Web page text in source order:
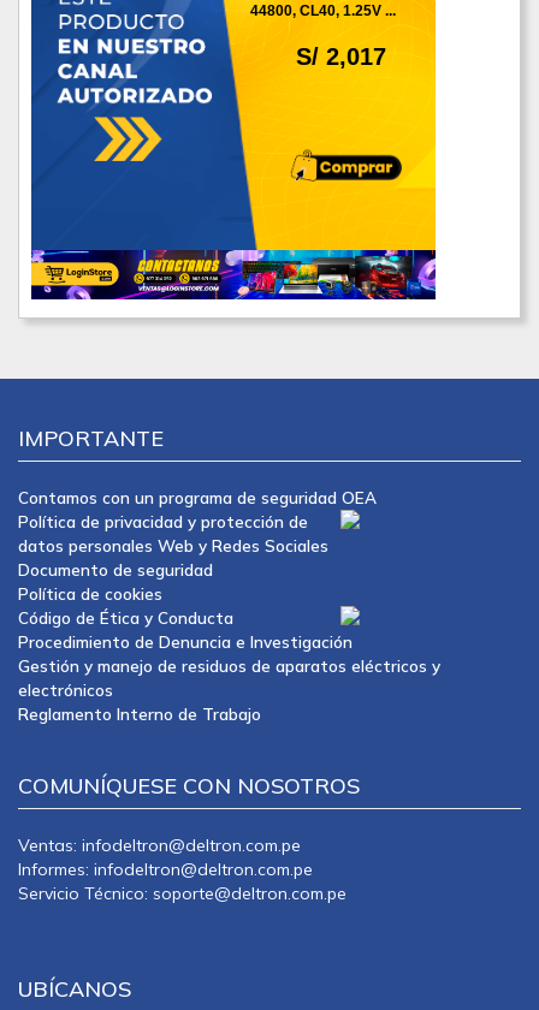
S/ 2,017
44800, CL40, 1.25V ...
IMPORTANTE
Contamos con un programa de seguridad OEA
Política de privacidad y protección de
datos personales Web y Redes Sociales
Documento de seguridad
Política de cookies
Código de Ética y Conducta
Procedimiento de Denuncia e Investigación
Gestión y manejo de residuos de aparatos eléctricos y
electrónicos
Reglamento Interno de Trabajo
COMUNÍQUESE CON NOSOTROS
Ventas: infodeltron@deltron.com.pe
Informes: infodeltron@deltron.com.pe
Servicio Técnico: soporte@deltron.com.pe
UBÍCANOS